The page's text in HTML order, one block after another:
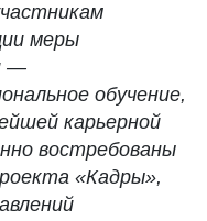
меры
—
обучение,
карьерной
востребованы
«Кадры»,